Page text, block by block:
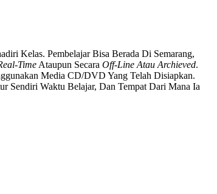
Kelas. Pembelajar Bisa Berada Di Semarang,
Time Ataupun Secara Off-Line Atau Archieved.
Media CD/DVD Yang Telah Disiapkan.
Sendiri Waktu Belajar, Dan Tempat Dari Mana Ia